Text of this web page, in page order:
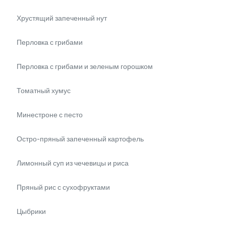
Хрустящий запеченный нут
Перловка с грибами
Перловка с грибами и зеленым горошком
Томатный хумус
Минестроне с песто
Остро-пряный запеченный картофель
Лимонный суп из чечевицы и риса
Пряный рис с сухофруктами
Цыбрики